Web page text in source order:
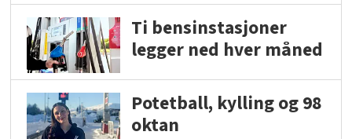
Ti bensinstasjoner
legger ned hver måned
Potetball, kylling og 98
oktan